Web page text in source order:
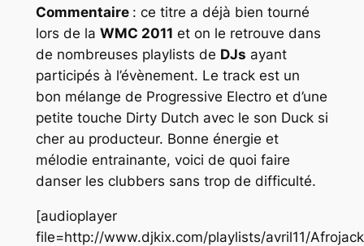
Commentaire : ce titre a déjà bien tourné
lors de la WMC 2011 et on le retrouve dans
de nombreuses playlists de DJs ayant
participés à l’évènement. Le track est un
bon mélange de Progressive Electroet d’une
petite touche Dirty Dutch avec le son Duck si
cher au producteur. Bonne énergie et
mélodie entrainante, voici de quoi faire
danser les clubbers sans trop de difficulté.
[audioplayer
file=http://www.djkix.com/playlists/avril11/